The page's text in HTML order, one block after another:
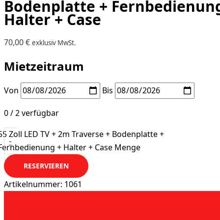
Bodenplatte +
Halter + Case
70,00€ exklusiv MwSt.
Mietzeitraum
Von Bis
0 / 2 verfügbar
-
Zoll LED TV + 2m Traverse + Bodenplatte +
+ Halter + Case Menge
RESERVIEREN
Artikelnummer: 1061